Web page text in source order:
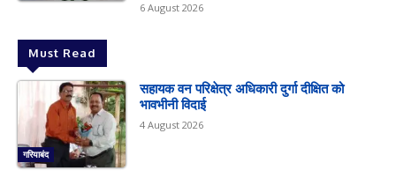
6 August 2026
Must Read
गरियाबंद
सहायक वन परिक्षेत्र अधिकारी दुर्गा दीक्षित को
भावभीनी विदाई
4 August 2026